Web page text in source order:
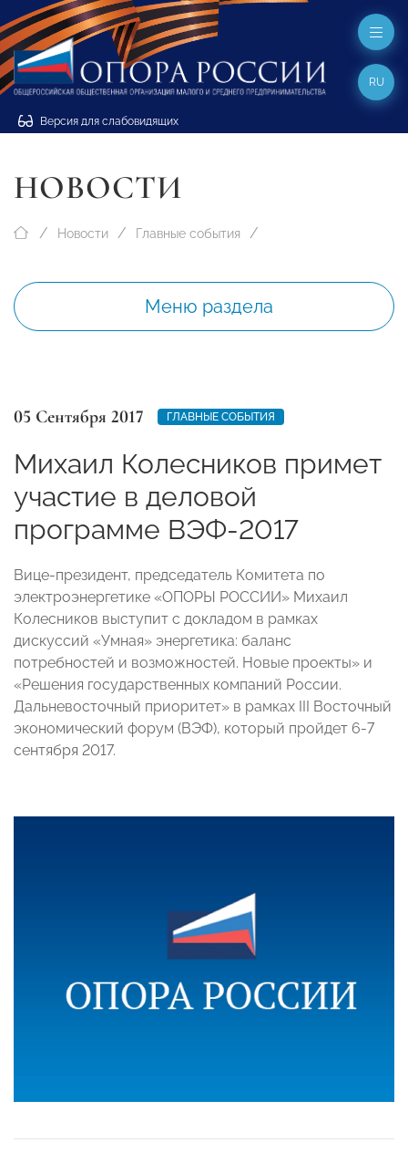
Версия для слабовидящих
RU
НОВОСТИ
Новости Главные события
Меню раздела
05 Сентября 2017 ГЛАВНЫЕ СОБЫТИЯ
Михаил Колесников примет
участие в деловой
программе ВЭФ-2017
Вице-президент, председатель Комитета по
электроэнергетике «ОПОРЫ РОССИИ» Михаил
Колесников выступит с докладом в рамках
дискуссий «Умная» энергетика: баланс
потребностей и возможностей. Новые проекты» и
«Решения государственных компаний России.
Дальневосточный приоритет» в рамках III Восточный
экономический форум (ВЭФ), который пройдет 6-7
сентября 2017.